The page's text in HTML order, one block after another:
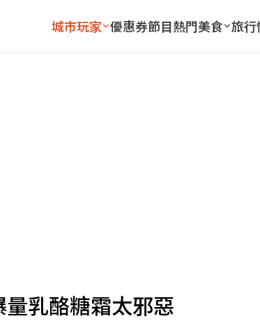
城市玩家 優惠券節目熱門美食 旅行
乳酪糖霜太邪惡